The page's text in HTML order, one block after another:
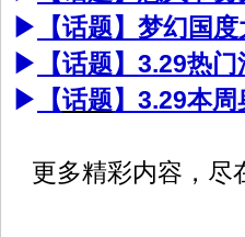
▶
【话题】 梦幻国
▶
【话题】 3.29热门
▶
【话题】3.29本
更多精彩内容，尽